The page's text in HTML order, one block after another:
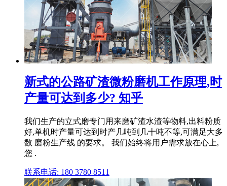
新式的公路矿渣微粉磨机工作原理,时
产量可达到多少? 知乎
我们生产的立式磨专门用来磨矿渣水渣等物料,出料粉质
好,单机时产量可达到时产几吨到几十吨不等,可满足大多
数 磨粉生产线 的要求。 我们始终将用户需求放在心上,
您 .
联系电话: 180 3780 8511